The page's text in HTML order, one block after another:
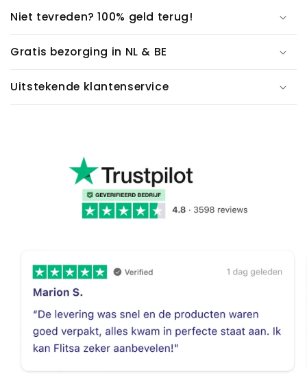
Niet tevreden? 100% geld terug!
Gratis bezorging in NL & BE
Uitstekende klantenservice